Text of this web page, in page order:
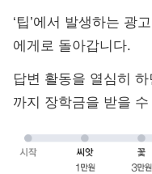
‘팁’에서 발생하는 광
에게로 돌아갑니다.
답변 활동을 열심히
까지 장학금을 받을